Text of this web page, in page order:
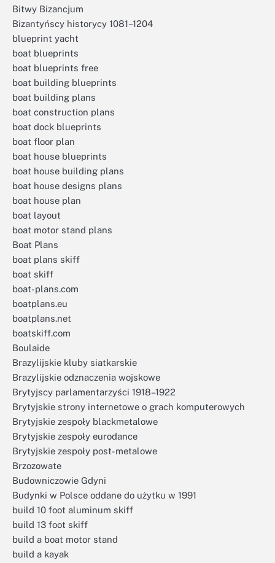
Bitwy Bizancjum
Bizantyńscy historycy 1081–1204
blueprint yacht
boat blueprints
boat blueprints free
boat building blueprints
boat building plans
boat construction plans
boat dock blueprints
boat floor plan
boat house blueprints
boat house building plans
boat house designs plans
boat house plan
boat layout
boat motor stand plans
Boat Plans
boat plans skiff
boat skiff
boat-plans.com
boatplans.eu
boatplans.net
boatskiff.com
Boulaide
Brazylijskie kluby siatkarskie
Brazylijskie odznaczenia wojskowe
Brytyjscy parlamentarzyści 1918–1922
Brytyjskie strony internetowe o grach komputerowych
Brytyjskie zespoły blackmetalowe
Brytyjskie zespoły eurodance
Brytyjskie zespoły post-metalowe
Brzozowate
Budowniczowie Gdyni
Budynki w Polsce oddane do użytku w 1991
build 10 foot aluminum skiff
build 13 foot skiff
build a boat motor stand
build a kayak